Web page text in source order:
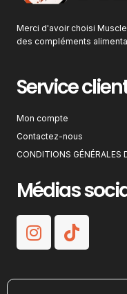
Merci d'avoir choisi
des compléments
Service
Mon compte
Contactez-nous
CONDITIONS GÉNÉRALES
Médias